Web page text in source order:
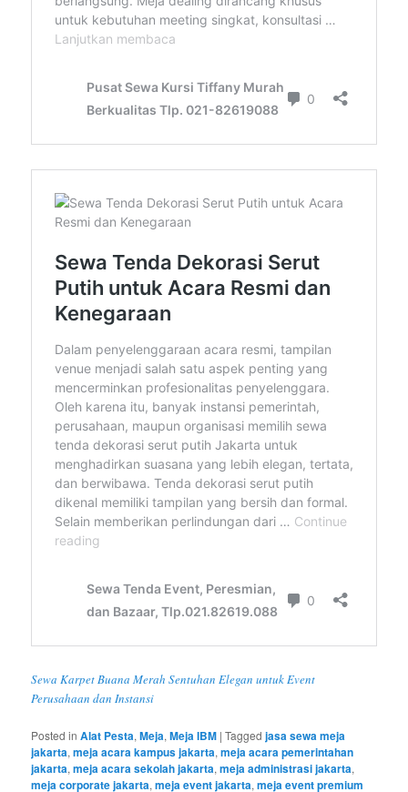
Sewa Karpet Buana Merah Sentuhan Elegan untuk Event
Perusahaan dan Instansi
Posted in Alat Pesta,Meja,Meja IBM |Tagged jasa sewa meja
jakarta,meja acara kampus jakarta,meja acara pemerintahan
jakarta,meja acara sekolah jakarta,meja administrasi jakarta,
meja corporate jakarta,meja event jakarta,meja event premium